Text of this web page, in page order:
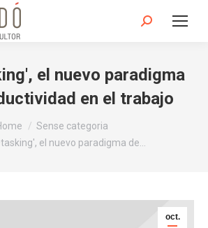
Search:
el nuevo paradigma
en el trabajo
Sense categoria
el nuevo paradigma de…
oct.